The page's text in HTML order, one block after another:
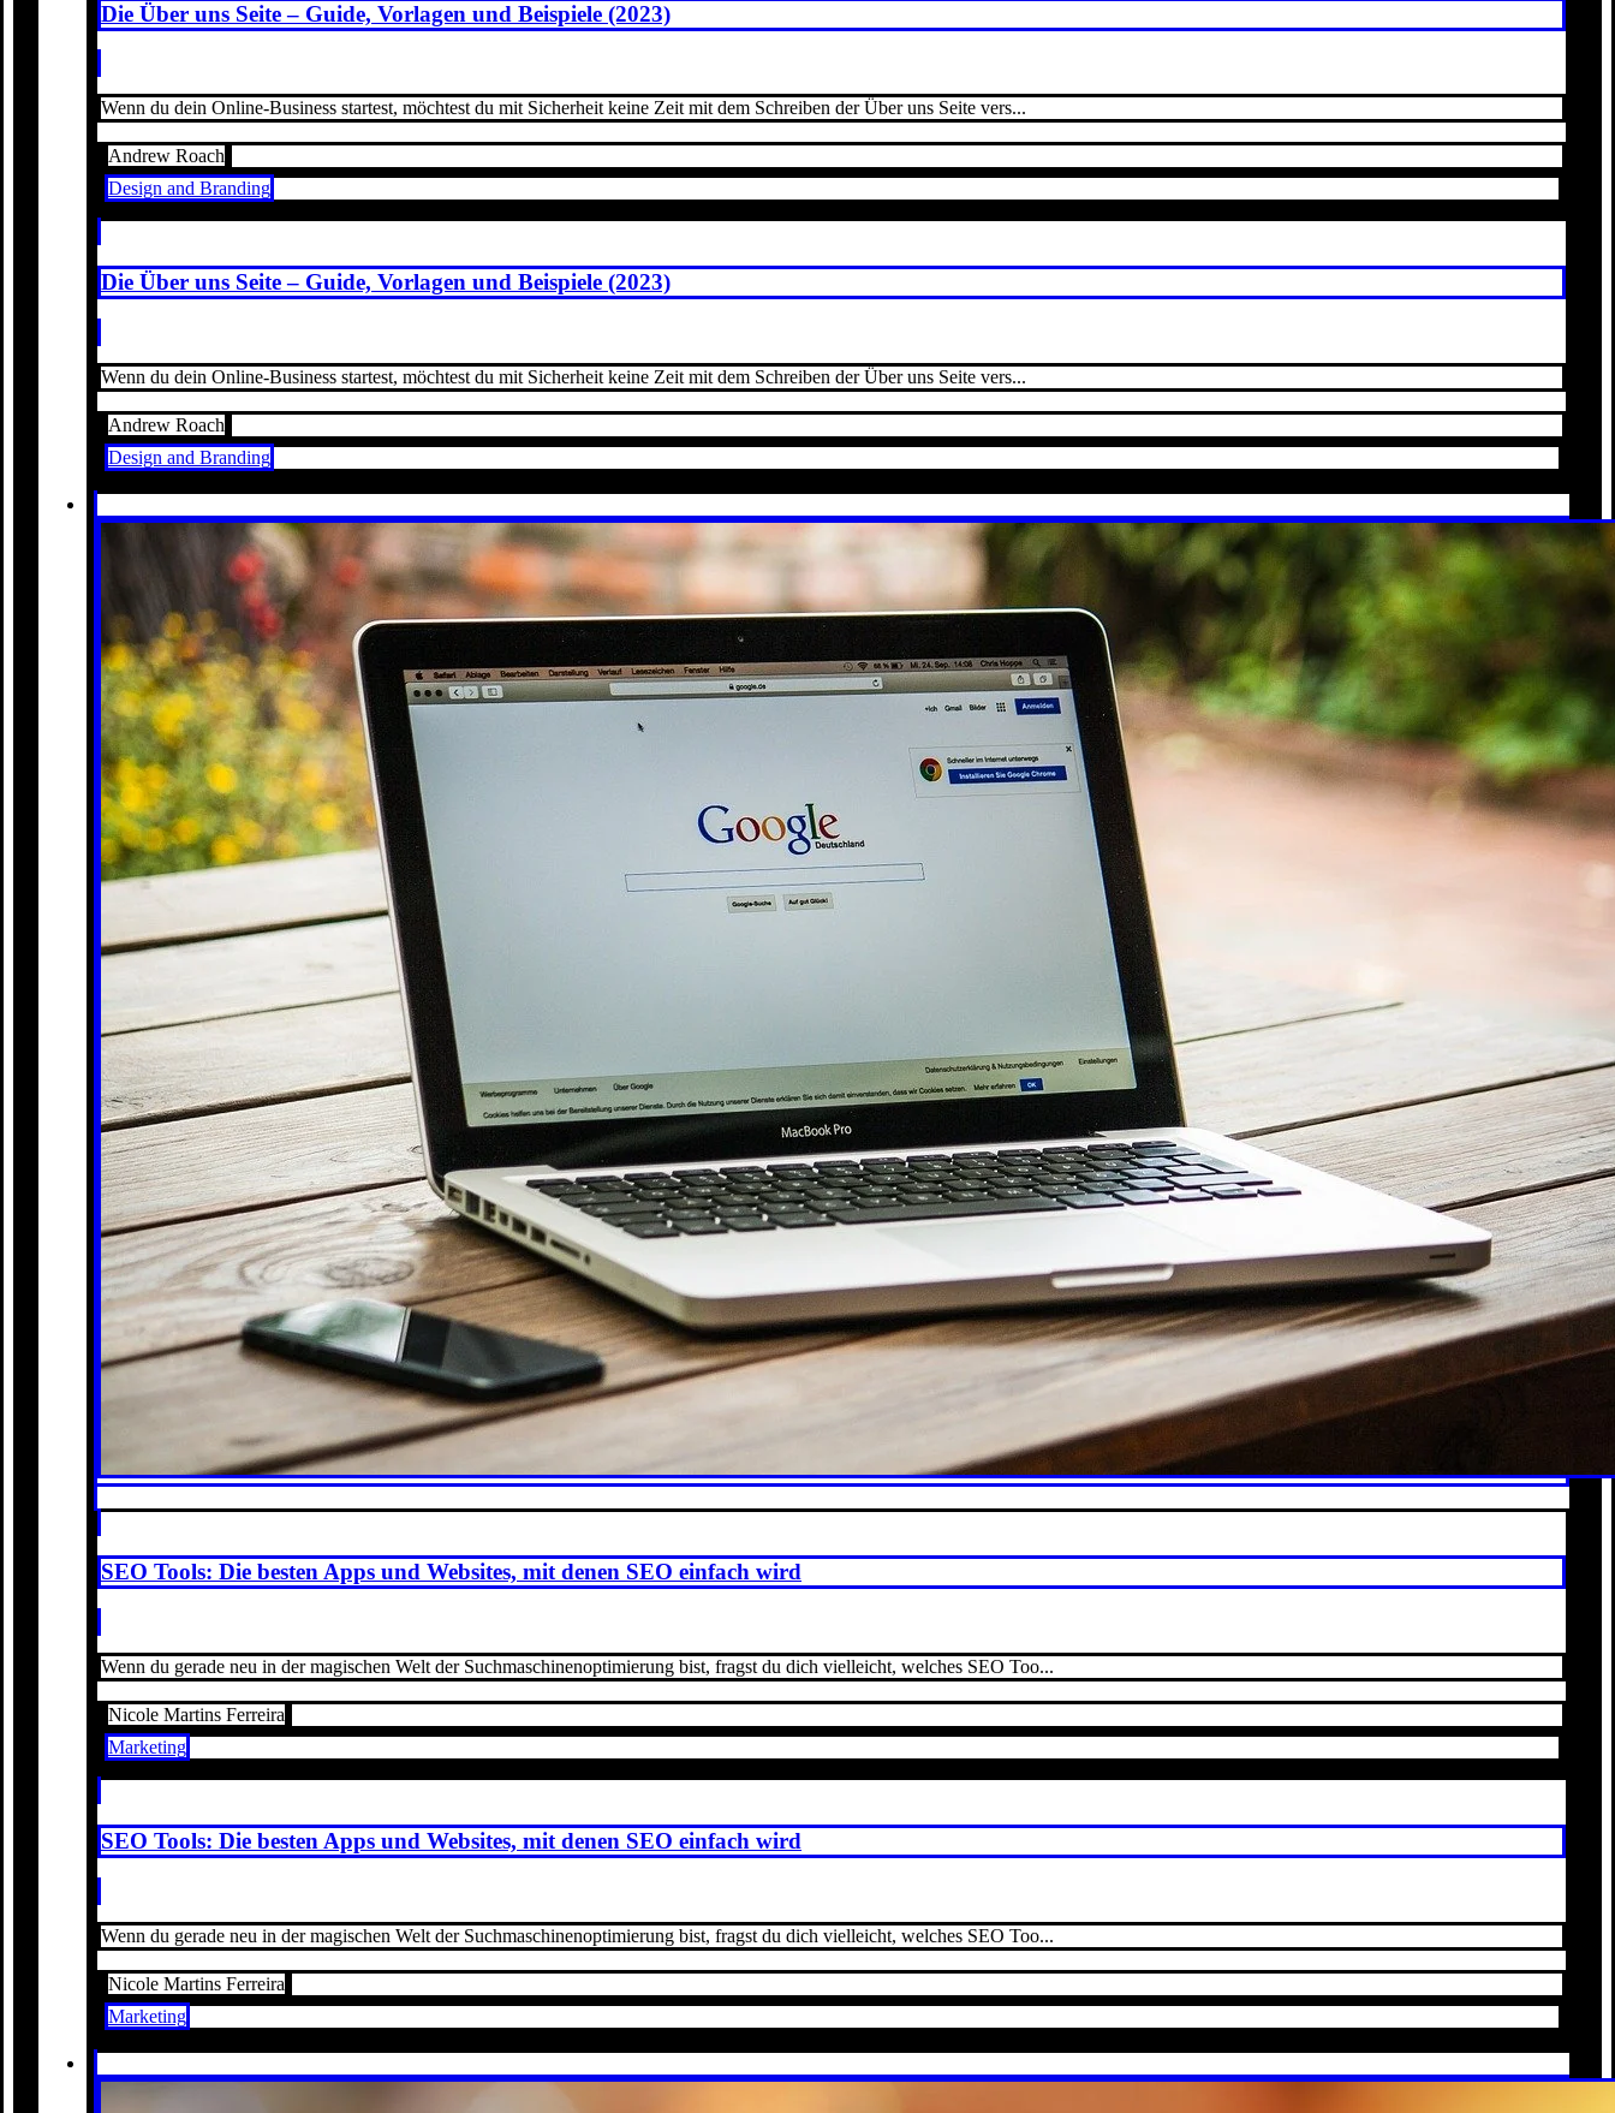
Die Über uns Seite – Guide, Vorlagen und Beispiele (2023)
Wenn du dein Online-Business startest, möchtest du mit Sicherheit keine Zeit mit dem Schreiben der Über uns Seite vers...
Andrew Roach
Design and Branding
Die Über uns Seite – Guide, Vorlagen und Beispiele (2023)
Wenn du dein Online-Business startest, möchtest du mit Sicherheit keine Zeit mit dem Schreiben der Über uns Seite vers...
Andrew Roach
Design and Branding
SEO Tools: Die besten Apps und Websites, mit denen SEO einfach wird
Wenn du gerade neu in der magischen Welt der Suchmaschinenoptimierung bist, fragst du dich vielleicht, welches SEO Too...
Nicole Martins Ferreira
Marketing
SEO Tools: Die besten Apps und Websites, mit denen SEO einfach wird
Wenn du gerade neu in der magischen Welt der Suchmaschinenoptimierung bist, fragst du dich vielleicht, welches SEO Too...
Nicole Martins Ferreira
Marketing